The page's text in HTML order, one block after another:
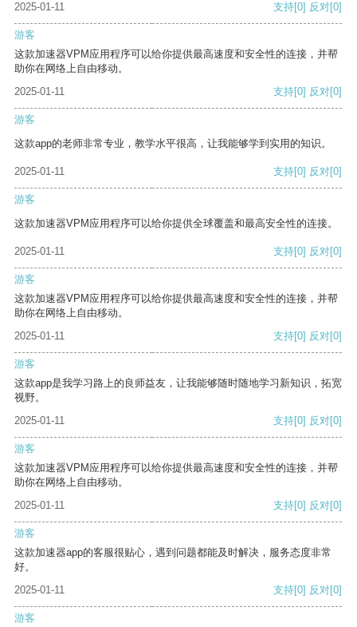
2025-01-11 支持[0] 反对[0]
游客
这款加速器VPM应用程序可以给你提供最高速度和安全性的连接，并帮
助你在网络上自由移动。
2025-01-11
支持[0] 反对[0]
游客
这款app的老师非常专业，教学水平很高，让我能够学到实用的知识。
2025-01-11 支持[0] 反对[0]
游客
这款加速器VPM应用程序可以给你提供全球覆盖和最高安全性的连接。
2025-01-11 支持[0] 反对[0]
游客
这款加速器VPM应用程序可以给你提供最高速度和安全性的连接，并帮
助你在网络上自由移动。
2025-01-11
支持[0] 反对[0]
游客
这款app是我学习路上的良师益友，让我能够随时随地学习新知识，拓宽
视野。
2025-01-11
支持[0] 反对[0]
游客
这款加速器VPM应用程序可以给你提供最高速度和安全性的连接，并帮
助你在网络上自由移动。
2025-01-11
支持[0] 反对[0]
游客
这款加速器app的客服很贴心，遇到问题都能及时解决，服务态度非常
好。
2025-01-11
支持[0] 反对[0]
游客